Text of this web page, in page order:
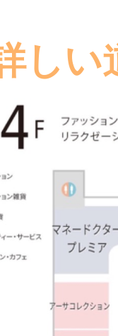
しい